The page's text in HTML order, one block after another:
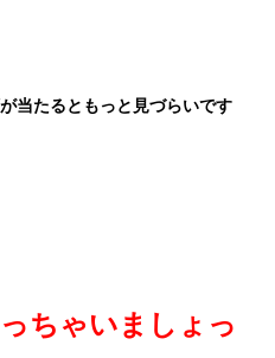
当たるともっと見づらいです
ちゃいましょっ